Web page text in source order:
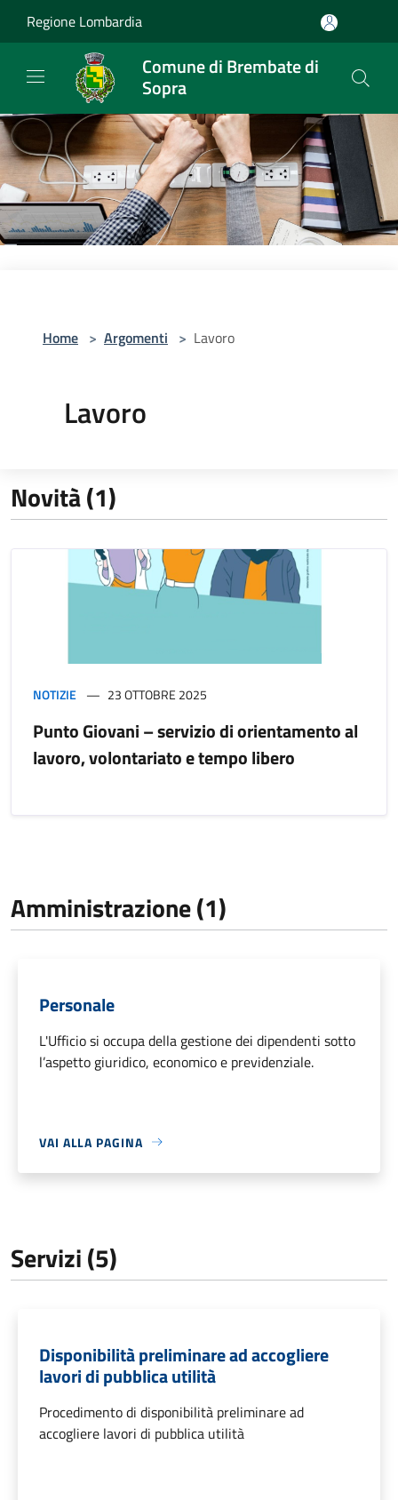
Regione Lombardia
Comune di Brembate di
Sopra
Home > Argomenti > Lavoro
Lavoro
Novità (1)
NOTIZIE 23 OTTOBRE 2025
Punto Giovani – servizio di orientamento al
lavoro, volontariato e tempo libero
Amministrazione (1)
Personale
L'Ufficio si occupa della gestione dei dipendenti sotto
l’aspetto giuridico, economico e previdenziale.
VAI ALLA PAGINA
Servizi (5)
Disponibilità preliminare ad accogliere
lavori di pubblica utilità
Procedimento di disponibilità preliminare ad
accogliere lavori di pubblica utilità